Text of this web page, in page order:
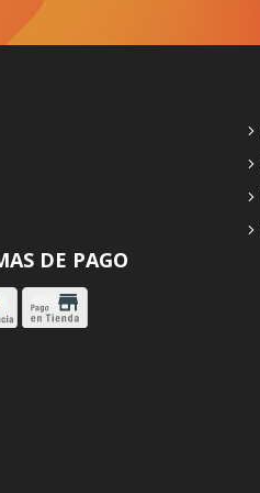
DE PAGO